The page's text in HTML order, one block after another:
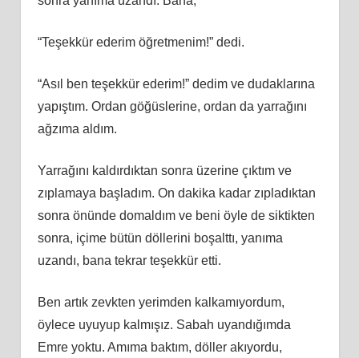
“Teşekkür ederim öğretmenim!” dedi.
“Asıl ben teşekkür ederim!” dedim ve dudaklarına
yapıştım. Ordan göğüslerine, ordan da yarrağını
ağzıma aldım.
Yarrağını kaldırdıktan sonra üzerine çıktım ve
zıplamaya başladım. On dakika kadar zıpladıktan
sonra önünde domaldım ve beni öyle de siktikten
sonra, içime bütün döllerini boşalttı, yanıma
uzandı, bana tekrar teşekkür etti.
Ben artık zevkten yerimden kalkamıyordum,
öylece uyuyup kalmışız. Sabah uyandığımda
Emre yoktu. Amıma baktım, döller akıyordu,